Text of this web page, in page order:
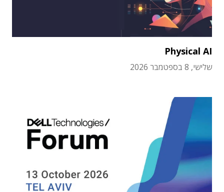
Physical AI
שלישי, 8 בספטמבר 2026